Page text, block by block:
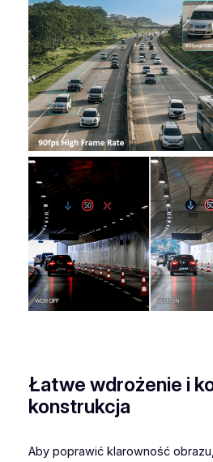
Łatwe wdrożenie i
konstrukcja
Aby poprawić klarowność